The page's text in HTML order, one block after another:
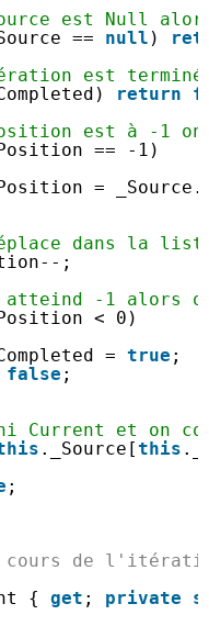
est Null
== null )
est
return
est à -1 on
== -1)
=
dans la
;
-1 alors
< 0)
= true ;
false ;
Current et on
._Source[this
;
cours de
{ get ; private